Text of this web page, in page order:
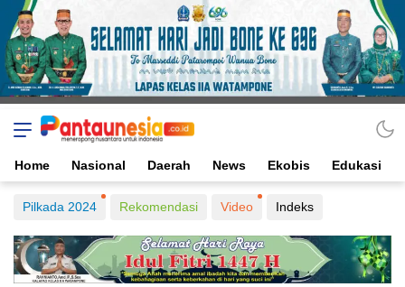
Home Nasional Daerah News Ekobis Edukasi
Pilkada 2024 Rekomendasi Video Indeks